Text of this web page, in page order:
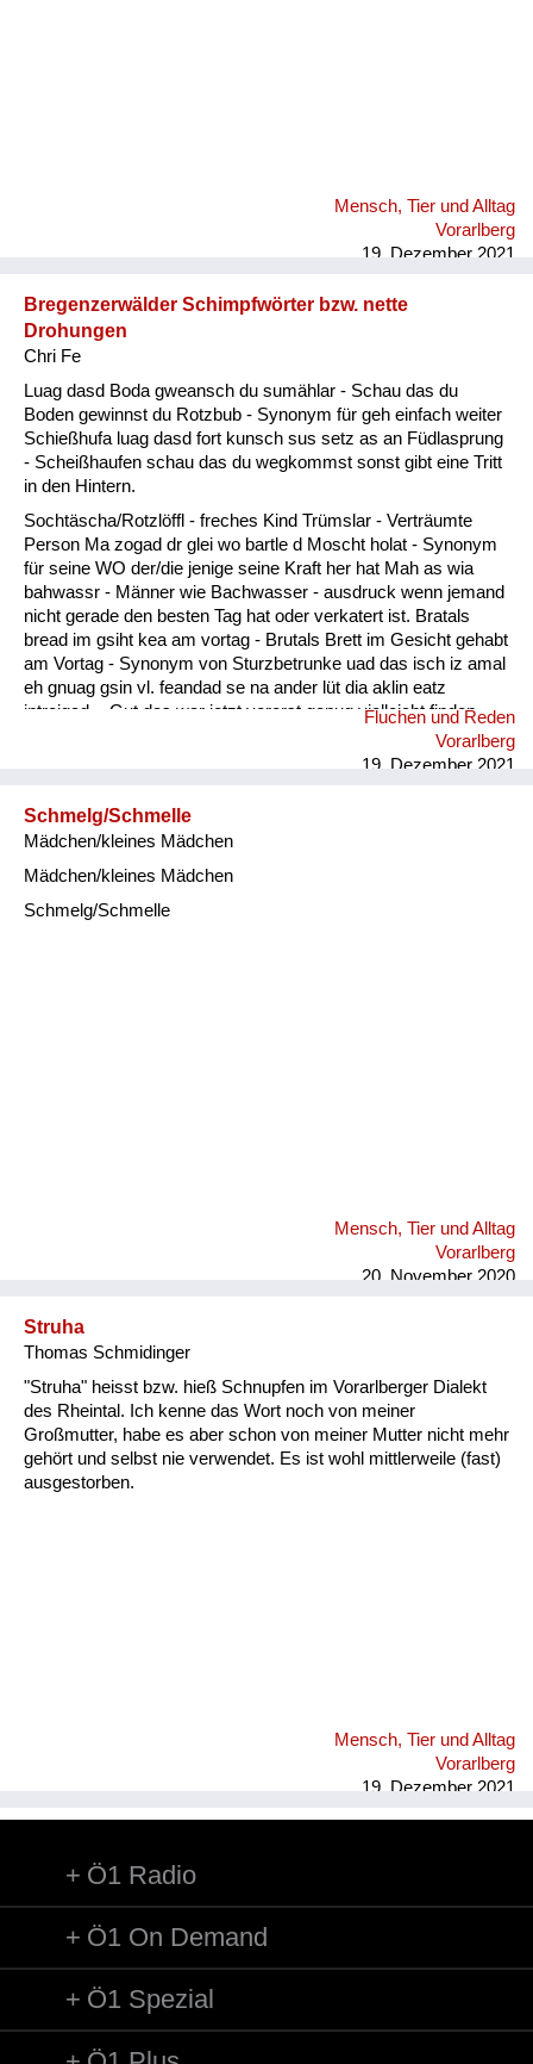
Mensch, Tier und Alltag
Vorarlberg
19. Dezember 2021
Bregenzerwälder Schimpfwörter bzw. nette
Drohungen
Chri Fe
Luag dasd Boda gweansch du sumählar - Schau das du
Boden gewinnst du Rotzbub - Synonym für geh einfach weiter
Schießhufa luag dasd fort kunsch sus setz as an Füdlasprung
- Scheißhaufen schau das du wegkommst sonst gibt eine Tritt
in den Hintern.
Sochtäscha/Rotzlöffl - freches Kind Trümslar - Verträumte
Person Ma zogad dr glei wo bartle d Moscht holat - Synonym
für seine WO der/die jenige seine Kraft her hat Mah as wia
bahwassr - Männer wie Bachwasser - ausdruck wenn jemand
nicht gerade den besten Tag hat oder verkatert ist. Bratals
bread im gsiht kea am vortag - Brutals Brett im Gesicht gehabt
am Vortag - Synonym von Sturzbetrunke uad das isch iz amal
eh gnuag gsin vl. feandad se na ander lüt dia aklin eatz
intreigad. - Gut das war jetzt vorerst genug vielleicht finden
Fluchen und Reden
Vorarlberg
19. Dezember 2021
Schmelg/Schmelle
Mädchen/kleines Mädchen
Mädchen/kleines Mädchen
Schmelg/Schmelle
Mensch, Tier und Alltag
Vorarlberg
20. November 2020
Struha
Thomas Schmidinger
"Struha" heisst bzw. hieß Schnupfen im Vorarlberger Dialekt
des Rheintal. Ich kenne das Wort noch von meiner
Großmutter, habe es aber schon von meiner Mutter nicht mehr
gehört und selbst nie verwendet. Es ist wohl mittlerweile (fast)
ausgestorben.
Mensch, Tier und Alltag
Vorarlberg
19. Dezember 2021
Ö1 Radio
Ö1 On Demand
Ö1 Spezial